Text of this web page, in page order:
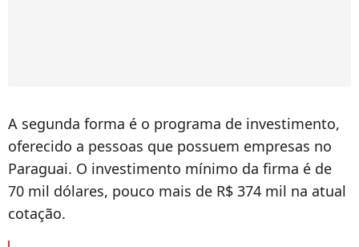
A segunda forma é o programa de investimento,
oferecido a pessoas que possuem empresas no
Paraguai. O investimento mínimo da firma é de
70 mil dólares, pouco mais de R$ 374 mil na atual
cotação.